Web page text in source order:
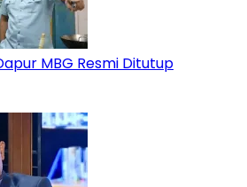
MBG Resmi Ditutup